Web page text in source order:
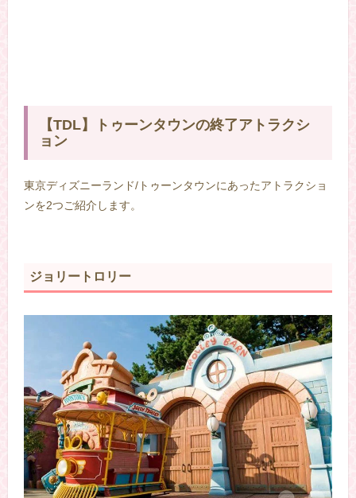
【TDL】トゥーンタウンの終了アトラクシ
ョン
東京ディズニーランド/トゥーンタウンにあったアトラクショ
ンを2つご紹介します。
ジョリートロリー